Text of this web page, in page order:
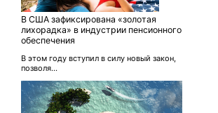
В США зафиксирована «золотая
лихорадка» в индустрии пенсионного
обеспечения
В этом году вступил в силу новый закон,
позволя...